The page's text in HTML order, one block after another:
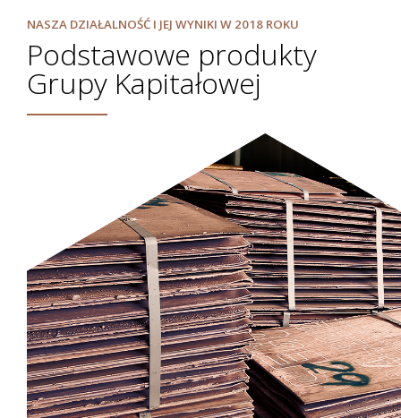
NASZA DZIAŁALNOŚĆ I JEJ WYNIKI W 2018 ROKU
Podstawowe produkty
Grupy Kapitałowej